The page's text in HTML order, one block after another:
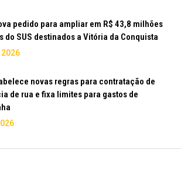
pedido para ampliar em R$ 43,8 milhões
do SUS destinados a Vitória da Conquista
novas regras para contratação de
de rua e fixa limites para gastos de